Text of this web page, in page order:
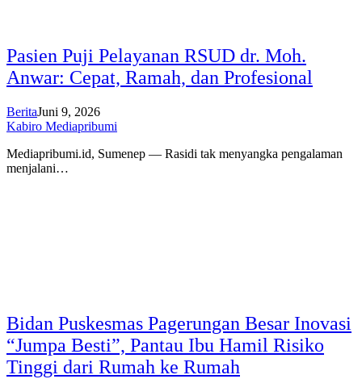
Pasien Puji Pelayanan RSUD dr. Moh.
Anwar: Cepat, Ramah, dan Profesional
BeritaJuni 9, 2026
Kabiro Mediapribumi
Mediapribumi.id, Sumenep — Rasidi tak menyangka pengalaman
menjalani…
Bidan Puskesmas Pagerungan Besar Inovasi
“Jumpa Besti”, Pantau Ibu Hamil Risiko
Tinggi dari Rumah ke Rumah